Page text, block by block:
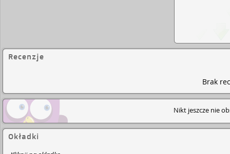
Recenzje
Brak
Nikt jeszcze nie
Okładki